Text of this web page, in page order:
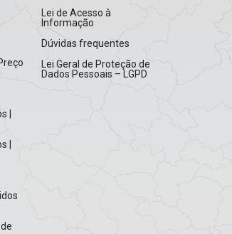
|
|
Lei de Acesso à
Informação
Dúvidas frequentes
Lei Geral de Proteção de
Dados Pessoais – LGPD